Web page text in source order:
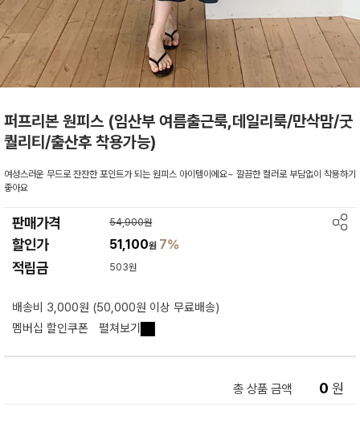
퍼프리본 원피스 (임산부 여름출근룩,데일리룩/만삭맘/굿
퀄리티/출산후 착용가능)
여성스러운 무드로 잔잔한 포인트가 되는 원피스 아이템이에요~ 깔끔한 컬러로 부담없이 착용하기
좋아요
판매가격 54,900원
할인가 51,100원 7%
적립금 503원
배송비 3,000원 (50,000원 이상 무료배송)
멤버십 할인쿠폰
펼쳐보기
총 상품 금액 0 원